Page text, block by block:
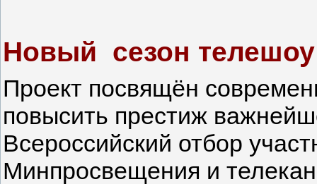
Новый сезон
Проект посвящён
повысить престиж
Всероссийский отбор
Минпросвещения и